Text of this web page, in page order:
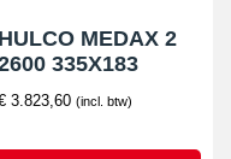
HULCO MEDAX 2
335X183
3.823,60 (incl. btw)